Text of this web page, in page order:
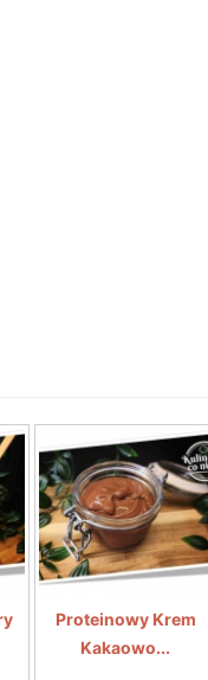
Proteinowy Krem
Kakaowo...